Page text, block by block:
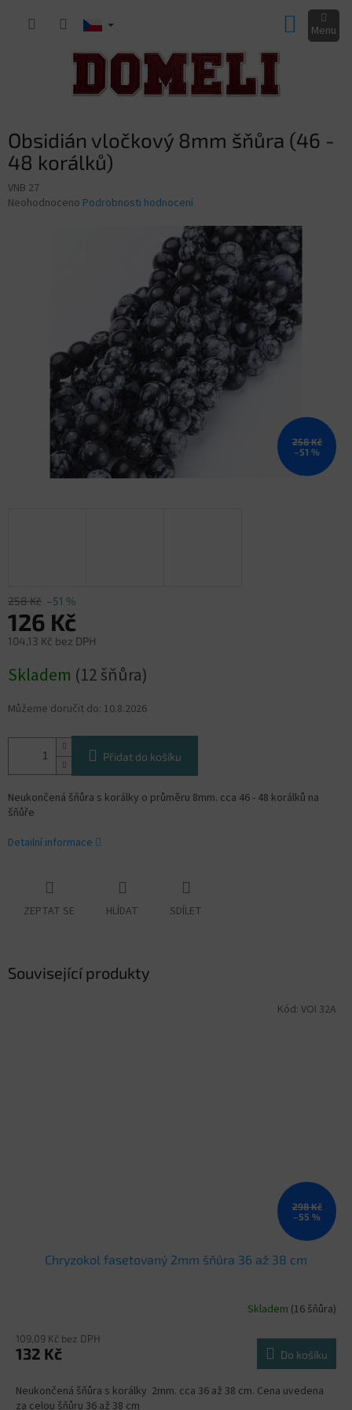
KOŠÍK
Obsidián vločkový 8mm šňůra (46 -
48 korálků)
VNB 27
Průměrné
Neohodnoceno Podrobnosti hodnocení
258 Kč
–51 %
258 Kč –51 %
126 Kč
104,13 Kč bez DPH
cena:
Skladem (12 šňůra)
Můžeme doručit do: 10.8.2026
Přidat do košíku
Neukončená šňůra s korálky o průměru 8mm. cca 46 - 48 korálků na
šňůře
Detailní informace
ZEPTAT SE HLÍDAT SDÍLET
Související produkty
298 Kč
–55 %
Chryzokol fasetovaný 2mm šňůra 36 až 38 cm
Skladem (16 šňůra)
109,09 Kč bez DPH
132 Kč Do košíku
Neukončená šňůra s korálky 2mm. cca 36 až 38 cm. Cena uvedena
za celou šňůru 36 až 38 cm
Kód: VOI 32A